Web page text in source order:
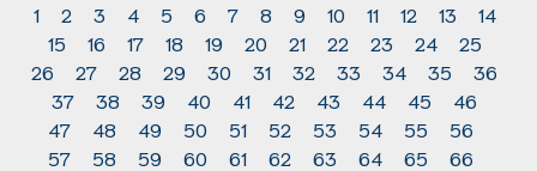
1 2 3 4 5 6 7 8 9 10 11 12 13
14
15
16 17 18 19 20 21 22 23 24
25
26
27 28 29 30 31 32 33 34 35
36
37
38 39 40 41 42 43 44 45
46
47
48 49 50 51 52 53 54 55
56
57
58 59 60 61 62 63 64 65
66